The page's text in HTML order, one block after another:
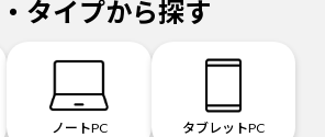
タイプから探す
ノートPC タブレットPC